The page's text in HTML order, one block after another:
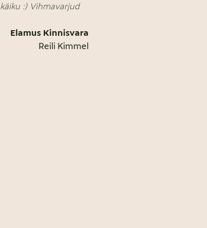
:) Vihmavarjud
Elamus Kinnisvara
Reili Kimmel